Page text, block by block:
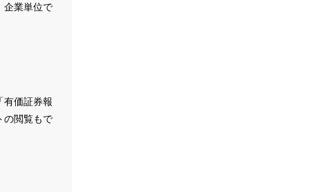
企業単位で
有価証券報
の閲覧もで